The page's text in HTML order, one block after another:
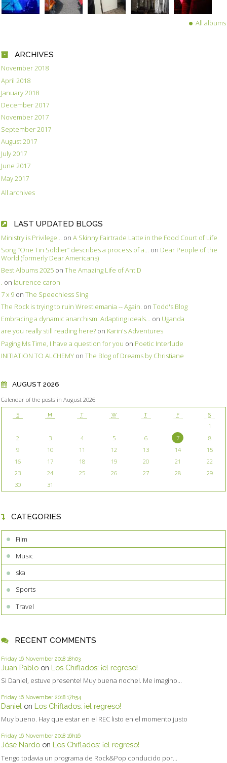
All albums
ARCHIVES
November 2018
April 2018
January 2018
December 2017
November 2017
September 2017
August 2017
July 2017
June 2017
May 2017
All archives
LAST UPDATED BLOGS
Ministry is Privilege... on A Skinny Fairtrade Latte in the Food Court of Life
Song ”One Tin Soldier” describes a process of a... on Dear People of the
World (formerly Dear Americans)
Best Albums 2025 on The Amazing Life of Ant D
. on laurence caron
7 x 9 on The Speechless Sing
The Rock is trying to ruin Wrestlemania -- Again. on Todd's Blog
Embracing a dynamic anarchism: Adapting ideals... on Uganda
are you really still reading here? on Karin's Adventures
Paging Ms Time, I have a question for you on Poetic Interlude
INITIATION TO ALCHEMY on The Blog of Dreams by Christiane
AUGUST 2026
Calendar of the posts in August 2026
S M T W T F S
1
2
3 4 5 6 7
8
9
10 11 12 13 14
15
16
17 18 19 20 21
22
23
24 25 26 27 28
29
30
31
CATEGORIES
Film
Music
ska
Sports
Travel
RECENT COMMENTS
Friday 16 November 2018 18h03
Juan Pablo on Los Chiflados: ¡el regreso!
Si Daniel, estuve presente! Muy buena noche!. Me imagino...
Friday 16 November 2018 17h54
Daniel on Los Chiflados: ¡el regreso!
Muy bueno. Hay que estar en el REC listo en el momento justo
Friday 16 November 2018 16h16
Jóse Nardo on Los Chiflados: ¡el regreso!
Tengo todavia un programa de Rock&Pop conducido por...